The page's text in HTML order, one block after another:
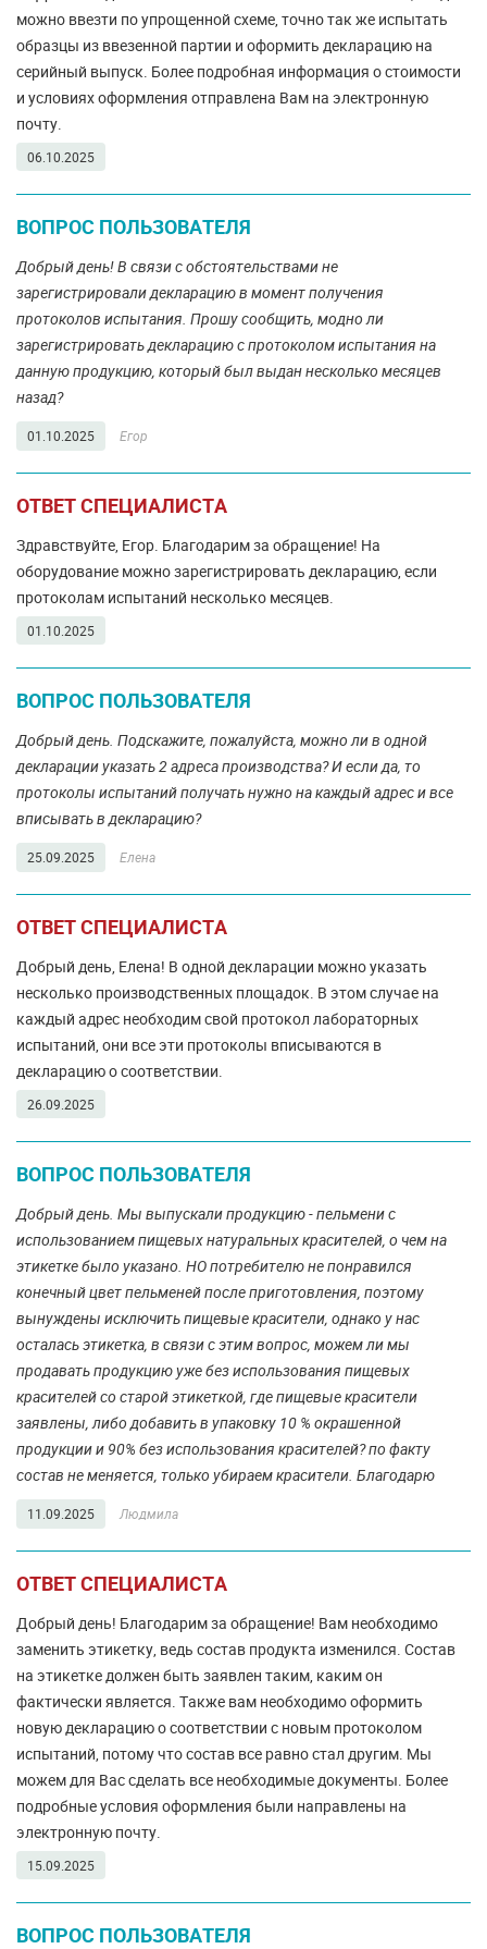
можно ввезти по упрощенной схеме, точно так же испытать
образцы из ввезенной партии и оформить декларацию на
серийный выпуск. Более подробная информация о стоимости
и условиях оформления отправлена Вам на электронную
почту.
06.10.2025
ВОПРОС ПОЛЬЗОВАТЕЛЯ
Добрый день! В связи с обстоятельствами не
зарегистрировали декларацию в момент получения
протоколов испытания. Прошу сообщить, модно ли
зарегистрировать декларацию с протоколом испытания на
данную продукцию, который был выдан несколько месяцев
назад?
01.10.2025 Егор
ОТВЕТ СПЕЦИАЛИСТА
Здравствуйте, Егор. Благодарим за обращение! На
оборудование можно зарегистрировать декларацию, если
протоколам испытаний несколько месяцев.
01.10.2025
ВОПРОС ПОЛЬЗОВАТЕЛЯ
Добрый день. Подскажите, пожалуйста, можно ли в одной
декларации указать 2 адреса производства? И если да, то
протоколы испытаний получать нужно на каждый адрес и все
вписывать в декларацию?
25.09.2025 Елена
ОТВЕТ СПЕЦИАЛИСТА
Добрый день, Елена! В одной декларации можно указать
несколько производственных площадок. В этом случае на
каждый адрес необходим свой протокол лабораторных
испытаний, они все эти протоколы вписываются в
декларацию о соответствии.
26.09.2025
ВОПРОС ПОЛЬЗОВАТЕЛЯ
Добрый день. Мы выпускали продукцию - пельмени с
использованием пищевых натуральных красителей, о чем на
этикетке было указано. НО потребителю не понравился
конечный цвет пельменей после приготовления, поэтому
вынуждены исключить пищевые красители, однако у нас
осталась этикетка, в связи с этим вопрос, можем ли мы
продавать продукцию уже без использования пищевых
красителей со старой этикеткой, где пищевые красители
заявлены, либо добавить в упаковку 10 % окрашенной
продукции и 90% без использования красителей? по факту
состав не меняется, только убираем красители. Благодарю
11.09.2025 Людмила
ОТВЕТ СПЕЦИАЛИСТА
Добрый день! Благодарим за обращение! Вам необходимо
заменить этикетку, ведь состав продукта изменился. Состав
на этикетке должен быть заявлен таким, каким он
фактически является. Также вам необходимо оформить
новую декларацию о соответствии с новым протоколом
испытаний, потому что состав все равно стал другим. Мы
можем для Вас сделать все необходимые документы. Более
подробные условия оформления были направлены на
электронную почту.
15.09.2025
ВОПРОС ПОЛЬЗОВАТЕЛЯ